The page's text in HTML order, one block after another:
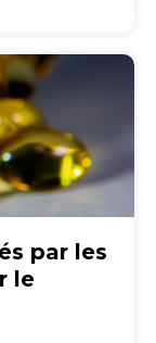
par les
le